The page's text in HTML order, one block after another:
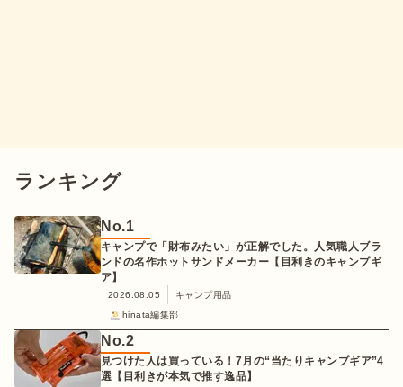
ランキング
No.1
キャンプで「財布みたい」が正解でした。人気職人ブラ
ンドの名作ホットサンドメーカー【目利きのキャンプギ
ア】
2026.08.05
キャンプ用品
hinata編集部
No.2
見つけた人は買っている！7月の“当たりキャンプギア”4
選【目利きが本気で推す逸品】